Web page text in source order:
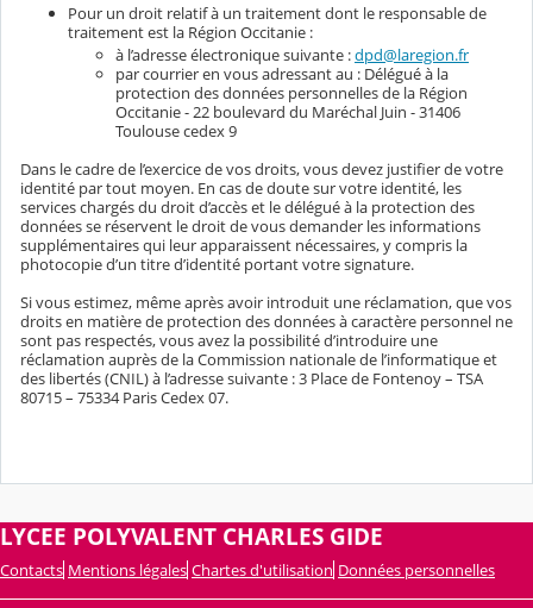
Pour un droit relatif à un traitement dont le responsable de
traitement est la Région Occitanie :
à l’adresse électronique suivante :dpd@laregion.fr
par courrier en vous adressant au : Délégué à la
protection des données personnelles de la Région
Occitanie - 22 boulevard du Maréchal Juin - 31406
Toulouse cedex 9
Dans le cadre de l’exercice de vos droits, vous devez justifier de votre
identité par tout moyen. En cas de doute sur votre identité, les
services chargés du droit d’accès et le délégué à la protection des
données se réservent le droit de vous demander les informations
supplémentaires qui leur apparaissent nécessaires, y compris la
photocopie d’un titre d’identité portant votre signature.
Si vous estimez, même après avoir introduit une réclamation, que vos
droits en matière de protection des données à caractère personnel ne
sont pas respectés, vous avez la possibilité d’introduire une
réclamation auprès de la Commission nationale de l’informatique et
des libertés (CNIL) à l’adresse suivante : 3 Place de Fontenoy – TSA
80715 – 75334 Paris Cedex 07.
LYCEE POLYVALENT CHARLES GIDE
Contacts Mentions légales Chartes d'utilisation Données personnelles